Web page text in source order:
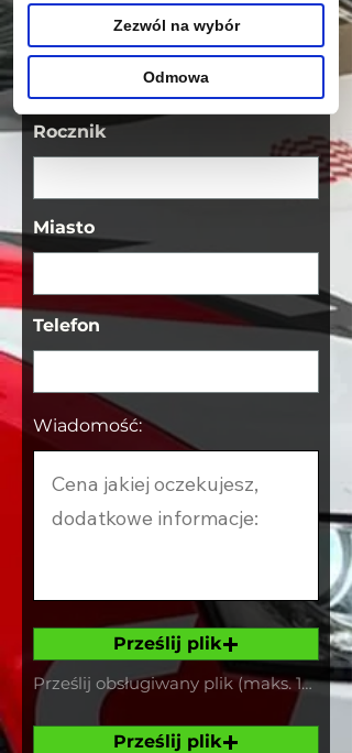
Zezwól na wybór
Odmowa
Marka Pojazdu
Rocznik
Miasto
Telefon
Wiadomość:
Prześlij plik
Prześlij obsługiwany plik (maks. 15 MB)
Prześlij plik